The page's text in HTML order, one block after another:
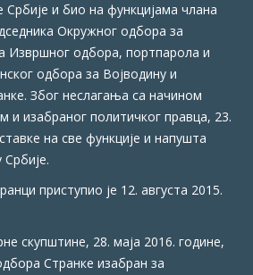
Србије и био на функцијама члана
Окружног одбора за
Извршног одбора, портпарола и
одбора за Војводину и
Због неслагања са начином
и изабраног политичког правца, 23.
на све функције и напушта
приступио је 12. августа 2015.
скупштине, 28. маја 2016. године,
Странке изабран за